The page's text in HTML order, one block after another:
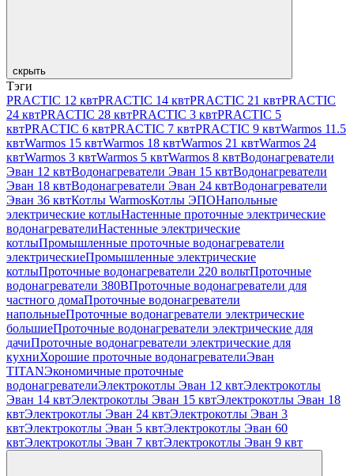
скрыть
Тэги
PRACTIC 12 квтPRACTIC 14 квтPRACTIC 21 квтPRACTIC
24 квтPRACTIC 28 квтPRACTIC 3 квтPRACTIC 5
квтPRACTIC 6 квтPRACTIC 7 квтPRACTIC 9 квтWarmos 11.5
квтWarmos 15 квтWarmos 18 квтWarmos 21 квтWarmos 24
квтWarmos 3 квтWarmos 5 квтWarmos 8 квтВодонагреватели
Эван 12 квтВодонагреватели Эван 15 квтВодонагреватели
Эван 18 квтВодонагреватели Эван 24 квтВодонагреватели
Эван 36 квтКотлы WarmosКотлы ЭПОНапольные
электрические котлыНастенные проточные электрические
водонагревателиНастенные электрические
котлыПромышленные проточные водонагреватели
электрическиеПромышленные электрические
котлыПроточные водонагреватели 220 вольтПроточные
водонагреватели 380ВПроточные водонагреватели для
частного домаПроточные водонагреватели
напольныеПроточные водонагреватели электрические
большиеПроточные водонагреватели электрические для
дачиПроточные водонагреватели электрические для
кухниХорошие проточные водонагревателиЭван
TITANЭкономичные проточные
водонагревателиЭлектрокотлы Эван 12 квтЭлектрокотлы
Эван 14 квтЭлектрокотлы Эван 15 квтЭлектрокотлы Эван 18
квтЭлектрокотлы Эван 24 квтЭлектрокотлы Эван 3
квтЭлектрокотлы Эван 5 квтЭлектрокотлы Эван 60
квтЭлектрокотлы Эван 7 квтЭлектрокотлы Эван 9 квт